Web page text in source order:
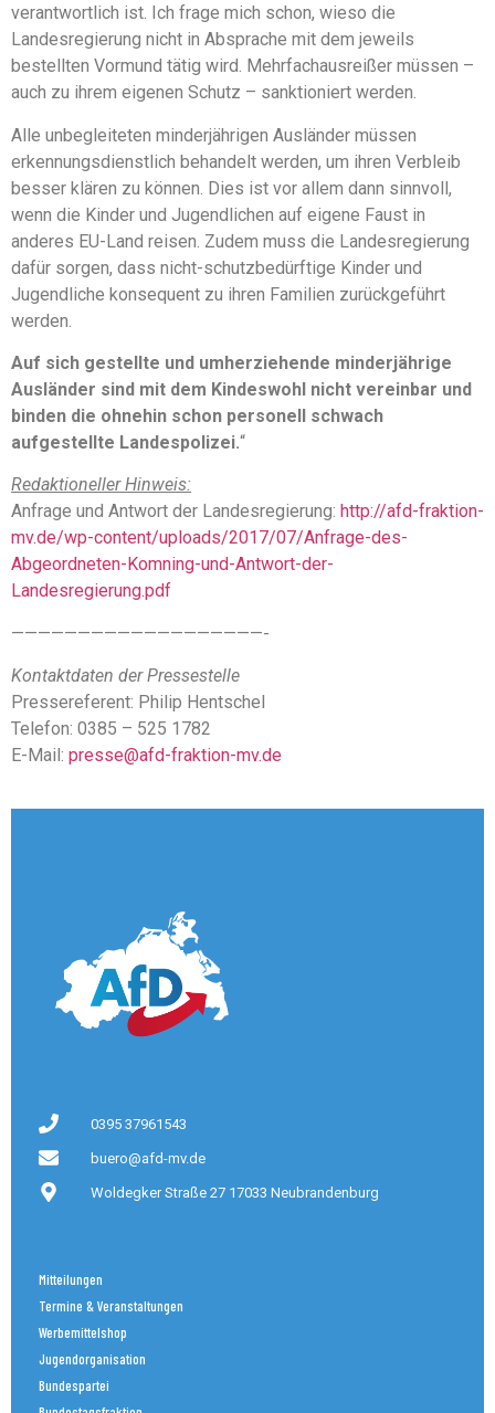
verantwortlich ist. Ich frage mich schon, wieso die
Landesregierung nicht in Absprache mit dem jeweils
bestellten Vormund tätig wird. Mehrfachausreißer müssen –
auch zu ihrem eigenen Schutz – sanktioniert werden.
Alle unbegleiteten minderjährigen Ausländer müssen
erkennungsdienstlich behandelt werden, um ihren Verbleib
besser klären zu können. Dies ist vor allem dann sinnvoll,
wenn die Kinder und Jugendlichen auf eigene Faust in
anderes EU-Land reisen. Zudem muss die Landesregierung
dafür sorgen, dass nicht-schutzbedürftige Kinder und
Jugendliche konsequent zu ihren Familien zurückgeführt
werden.
Auf sich gestellte und umherziehende minderjährige
Ausländer sind mit dem Kindeswohl nicht vereinbar und
binden die ohnehin schon personell schwach
aufgestellte Landespolizei.“
Redaktioneller Hinweis:
Anfrage und Antwort der Landesregierung: http://afd-fraktion-
mv.de/wp-content/uploads/2017/07/Anfrage-des-
Abgeordneten-Komning-und-Antwort-der-
Landesregierung.pdf
———————————————————-
Kontaktdaten der Pressestelle
Pressereferent: Philip Hentschel
Telefon: 0385 – 525 1782
E-Mail: presse@afd-fraktion-mv.de
0395 37961543
buero@afd-mv.de
Woldegker Straße 27 17033 Neubrandenburg
Mitteilungen
Termine & Veranstaltungen
Werbemittelshop
Jugendorganisation
Bundespartei